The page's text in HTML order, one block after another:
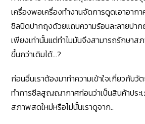
เครื่องพอเครื่องทำงานจัดการดูดเอาอาก
ซิลปิดปากถุงด้วยแถบความร้อนละลายปา
เพียงเท่านั้นแต่ทำไมมันจึงสามารถรักษาส
ขึ้นกว่าเดิมได้…?
ก่อนอื่นเราต้องมาทำความเข้าใจเกี่ยวกับวั
ทำการซีลสูญญากาศก่อนว่าเป็นสินค้าประเ
สภาพสดใหม่หรือไม่นั้นเราดูจาก..